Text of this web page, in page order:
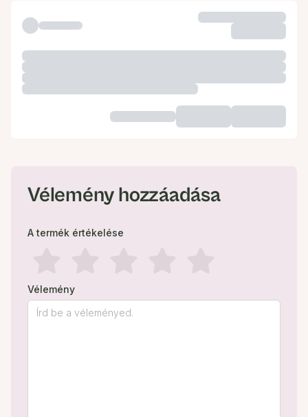
Vélemény hozzáadása
A termék értékelése
Vélemény